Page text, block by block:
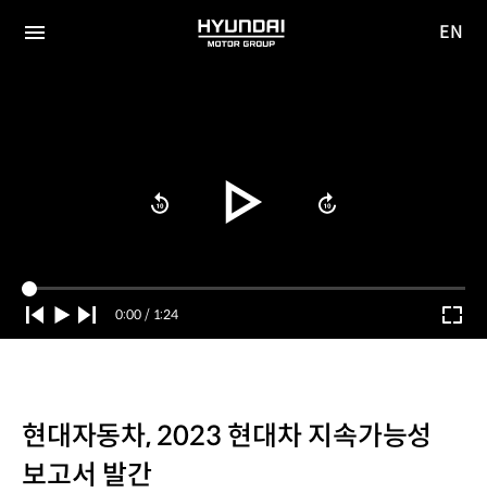
HYUNDAI
EN
Current
Time
0:00 / Duration
1:24
현대자동차, 2023 현대차 지속가능성
보고서 발간